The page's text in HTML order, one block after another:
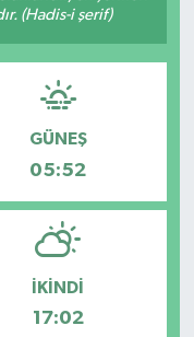
(Hadis-i şerif)
GÜNEŞ
05:52
İKINDI
17:02